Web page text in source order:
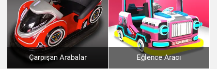
Çarpışan Arabalar Eğlence Aracı